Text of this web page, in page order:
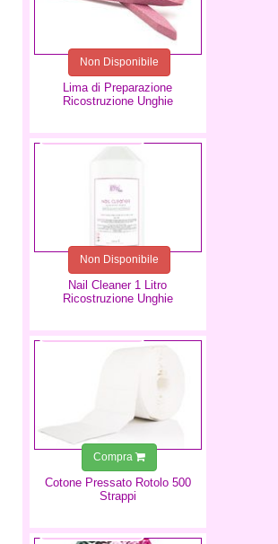
Lima di Preparazione
Ricostruzione Unghie
Non Disponibile
Nail Cleaner 1 Litro
Ricostruzione Unghie
13,99 €
Non Disponibile
Cotone Pressato Rotolo 500
Strappi
4,99 €
Compra
3,49 €